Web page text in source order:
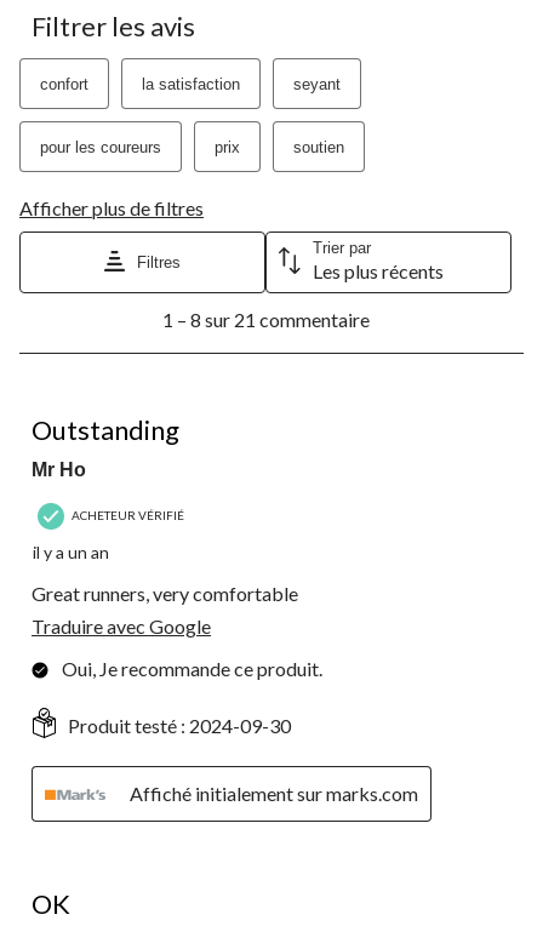
Filtrer les avis
confort la satisfaction seyant
pour les coureurs prix soutien
Afficher plus de filtres
Filtres
Trier par
Les plus récents
8
commentaire.
1 – 8 sur 21 commentaire
Outstanding
Mr Ho
ACHETEUR VÉRIFIÉ
il y a un an
Great runners, very comfortable
Traduire avec Google
Oui, Je recommande ce produit.
Produit testé : 2024-09-30
Affiché initialement sur marks.com
OK